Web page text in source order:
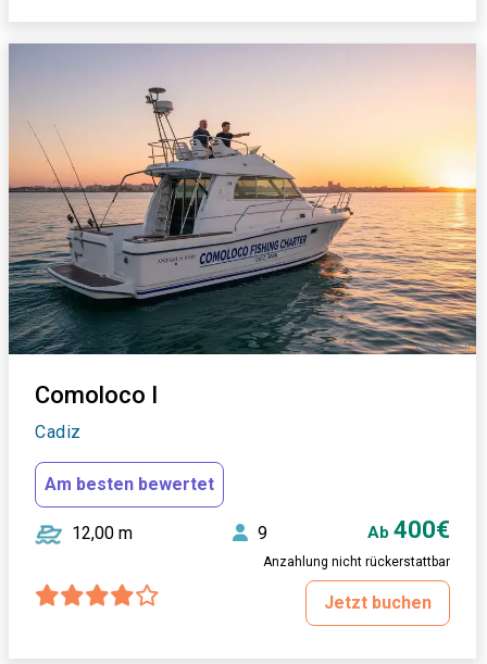
Comoloco I
Cadiz
Am besten bewertet
12,00 m 9 Ab 400€
Anzahlung nicht rückerstattbar
Jetzt buchen